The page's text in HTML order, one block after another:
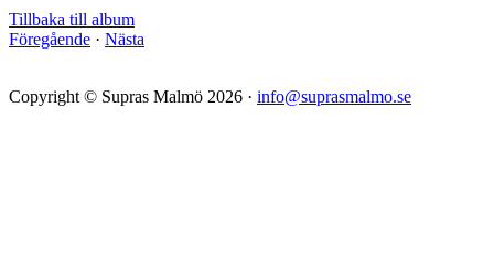
Tillbaka till album
Föregående · Nästa
Copyright © Supras Malmö 2026 · info@suprasmalmo.se